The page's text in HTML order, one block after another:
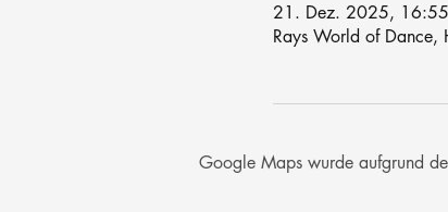
21. Dez. 2025,
Rays World of Dance,
Google Maps wurde aufgrund